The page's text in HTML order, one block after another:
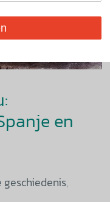
en
geschiedenis,